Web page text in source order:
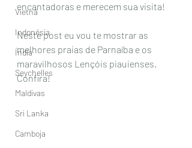
Vietnã
Indonésia
Índia
Seychelles
Maldivas
Sri Lanka
Camboja
encantadoras e merecem sua visita!
Neste post eu vou te mostrar as
melhores praias de Parnaíba e os
maravilhosos Lençóis piauienses.
Confira!